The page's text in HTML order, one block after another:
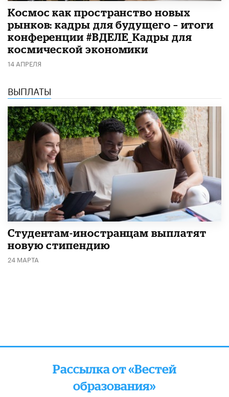
Космос как пространство новых
рынков: кадры для будущего – итоги
конференции #ВДЕЛЕ_Кадры для
космической экономики
14 АПРЕЛЯ
ВЫПЛАТЫ
Студентам-иностранцам выплатят
новую стипендию
24 МАРТА
Рассылка от «Вестей
образования»